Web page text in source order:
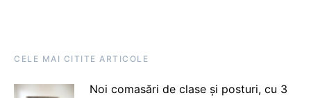
CELE MAI CITITE ARTICOLE
Noi comasări de clase și posturi, cu 3